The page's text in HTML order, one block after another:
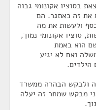
בסוציו אקונומי גבוה
את זה כאתגר. הם
ולעשות את מה
סוציו אקונומי נמוך,
הוא באמת
ואם לא יגיע
ולבקש הבהרה ממשרד
מבקש שמחר זה יעלה